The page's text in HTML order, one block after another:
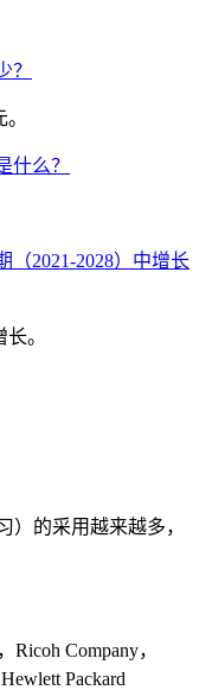
？
什么？
（2021-2028）中增长
。
）的采用越来越多，
Ricoh Company，
Packard